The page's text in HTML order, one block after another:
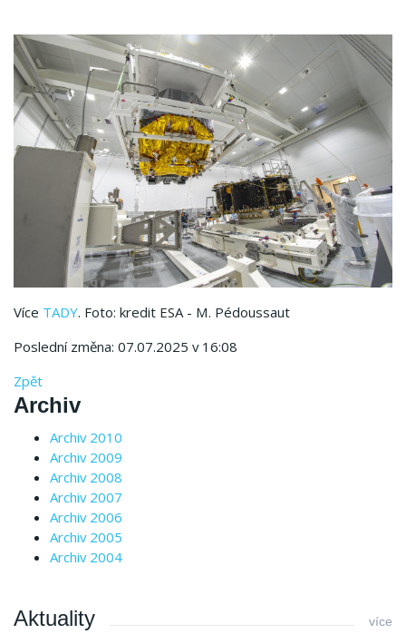
Více TADY. Foto: kredit ESA - M. Pédoussaut
Poslední změna: 07.07.2025 v 16:08
Zpět
Archiv
Archiv 2010
Archiv 2009
Archiv 2008
Archiv 2007
Archiv 2006
Archiv 2005
Archiv 2004
Aktuality více